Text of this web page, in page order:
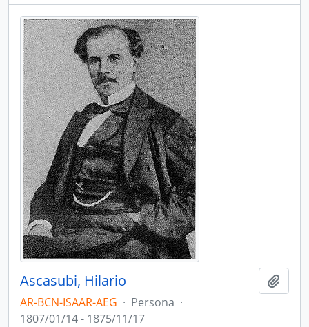
Ascasubi, Hilario
AR-BCN-ISAAR-AEG · Persona ·
1807/01/14 - 1875/11/17